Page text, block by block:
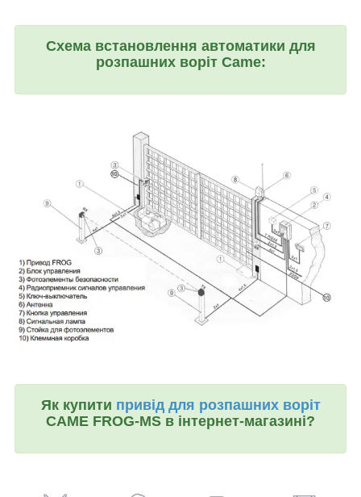
Схема встановлення автоматики для
розпашних воріт Came:
Як купити привід для розпашних воріт
CAME FROG-MS в інтернет-магазині?